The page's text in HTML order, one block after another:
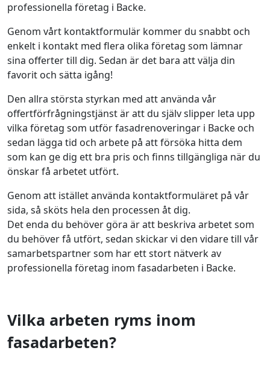
professionella företag i Backe.
Genom vårt kontaktformulär kommer du snabbt och
enkelt i kontakt med flera olika företag som lämnar
sina offerter till dig. Sedan är det bara att välja din
favorit och sätta igång!
Den allra största styrkan med att använda vår
offertförfrågningstjänst är att du själv slipper leta upp
vilka företag som utför fasadrenoveringar i Backe och
sedan lägga tid och arbete på att försöka hitta dem
som kan ge dig ett bra pris och finns tillgängliga när du
önskar få arbetet utfört.
Genom att istället använda kontaktformuläret på vår
sida, så sköts hela den processen åt dig.
Det enda du behöver göra är att beskriva arbetet som
du behöver få utfört, sedan skickar vi den vidare till vår
samarbetspartner som har ett stort nätverk av
professionella företag inom fasadarbeten i Backe.
Vilka arbeten ryms inom
fasadarbeten?